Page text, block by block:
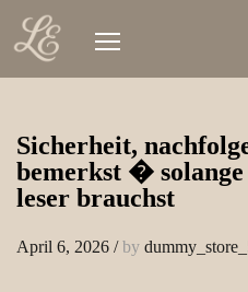
Sicherheit,
bemerkst � solange
leser brauchst
April 6, 2026 /by